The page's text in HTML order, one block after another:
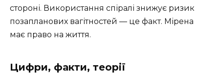
стороні. Використання спіралі знижує ризик
позапланових вагітностей — це факт. Мірена
має право на життя.
Цифри, факти, теорії